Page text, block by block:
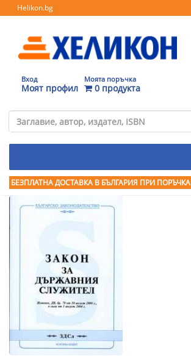
Helikon.bg
Вход
Моят профил
Моята поръчка
0 продукта
БЕЗПЛАТНА ДОСТАВКА В БЪЛГАРИЯ ПРИ ПОРЪЧКА